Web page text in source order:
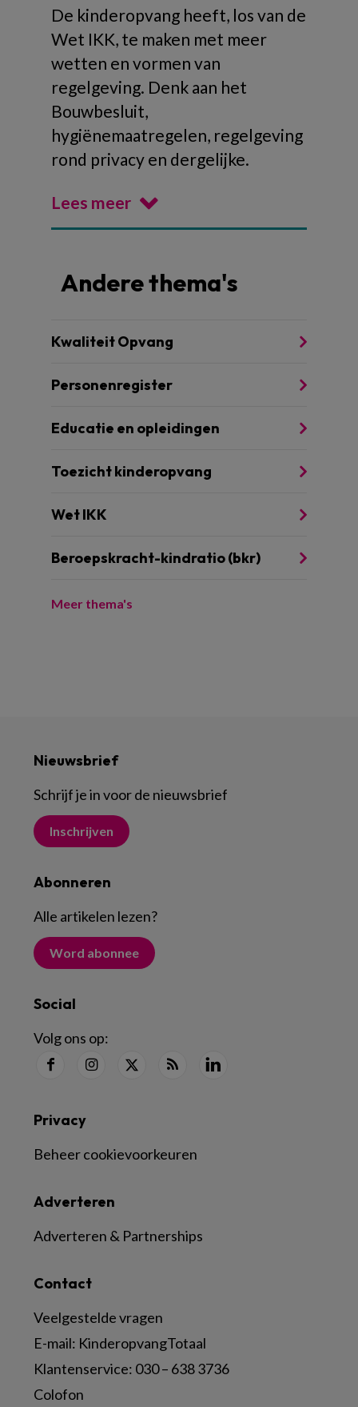
De kinderopvang heeft, los van de
Wet IKK, te maken met meer
wetten en vormen van
regelgeving. Denk aan het
Bouwbesluit,
hygiënemaatregelen, regelgeving
rond privacy en dergelijke.
Lees meer
Andere thema's
Kwaliteit Opvang
Personenregister
Educatie en opleidingen
Toezicht kinderopvang
Wet IKK
Beroepskracht-kindratio (bkr)
Meer thema's
Nieuwsbrief
Schrijf je in voor de nieuwsbrief
Inschrijven
Abonneren
Alle artikelen lezen?
Word abonnee
Social
Volg ons op:
Contact
Veelgestelde vragen
E-mail: KinderopvangTotaal
Klantenservice: 030 – 638 3736
Colofon
Adverteren
Adverteren & Partnerships
Privacy
Beheer cookievoorkeuren